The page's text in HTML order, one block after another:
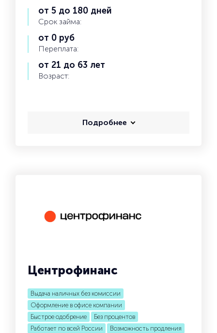
от 5 до 180 дней
Срок займа:
от 0 руб
Переплата:
от 21 до 63 лет
Возраст:
Подробнее
Центрофинанс
Выдача наличных без комиссии
Оформление в офисе компании
Быстрое одобрение
Без процентов
Работает по всей России
Возможность продления